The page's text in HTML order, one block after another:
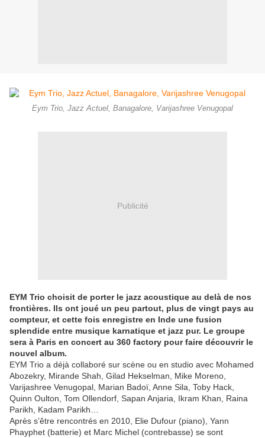
Eym Trio, Jazz Actuel, Banagalore, Varijashree Venugopal
Publicité
EYM Trio choisit de porter le jazz acoustique au delà de nos
frontières. Ils ont joué un peu partout, plus de vingt pays au
compteur, et cette fois enregistre en Inde une fusion
splendide entre musique karnatique et jazz pur. Le groupe
sera à Paris en concert au 360 factory pour faire découvrir le
nouvel album.
EYM Trio a déjà collaboré sur scène ou en studio avec Mohamed
Abozekry, Mirande Shah, Gilad Hekselman, Mike Moreno,
Varijashree Venugopal, Marian Badoï, Anne Sila, Toby Hack,
Quinn Oulton, Tom Ollendorf, Sapan Anjaria, Ikram Khan, Raina
Parikh, Kadam Parikh…
Après s’être rencontrés en 2010, Elie Dufour (piano), Yann
Phayphet (batterie) et Marc Michel (contrebasse) se sont